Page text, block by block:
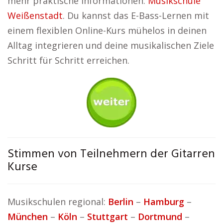
Weißenstadt. Du kannst das E-Bass-Lernen mit
einem flexiblen Online-Kurs mühelos in deinen
Alltag integrieren und deine musikalischen Ziele
Schritt für Schritt erreichen.
Stimmen von Teilnehmern der Gitarren
Kurse
Musikschulen regional: Berlin – Hamburg –
München – Köln – Stuttgart – Dortmund –